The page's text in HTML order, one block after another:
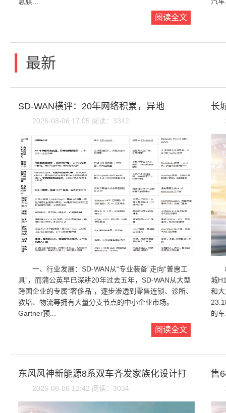
阅读全文
| 最新
SD-WAN横评：20年网络积累，异地
2026-08-06 17:05 阅读：3342
一、行业发展：SD-WAN从“专业装备”走向“普惠工
具”，而蒲公英早已深耕20年过去五年，SD-WAN从大型
跨国企业的专属“奢侈品”，逐步渗透到零售连锁、诊所、
教培、物流等拥有大量分支节点的中小企业市场。
Gartner预...
阅读全文
长
城
和
的
东风风神新能源8系双车齐发家族化设计打
2026-08-06 12:42 阅读：3034
售